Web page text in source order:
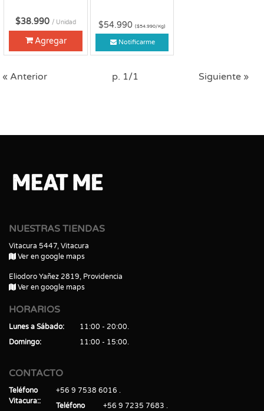
$38.990 / Unidad
Agregar
$54.990 ($54.990/Kg)
Notificarme
« Anterior p. 1/1 Siguiente »
NUESTRAS TIENDAS
Vitacura 5447, Vitacura
Ver en google maps
Eliodoro Yañez 2819, Providencia
Ver en google maps
HORARIOS
Lunes a Sábado
11:00 - 20:00
Domingo
11:00 - 15:00
CONTACTO
Teléfono
Vitacura:
+56 9 7538 6016
Teléfono
+56 9 7235 7683